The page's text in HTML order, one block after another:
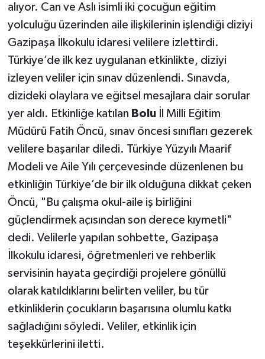
alıyor. Can ve Aslı isimli iki çocuğun eğitim
yolculuğu üzerinden aile ilişkilerinin işlendiği diziyi
Gazipaşa İlkokulu idaresi velilere izlettirdi.
Türkiye’de ilk kez uygulanan etkinlikte, diziyi
izleyen veliler için sınav düzenlendi. Sınavda,
dizideki olaylara ve eğitsel mesajlara dair sorular
yer aldı. Etkinliğe katılan Boluİl Milli Eğitim
Müdürü Fatih Öncü, sınav öncesi sınıfları gezerek
velilere başarılar diledi. Türkiye Yüzyılı Maarif
Modeli ve Aile Yılı çerçevesinde düzenlenen bu
etkinliğin Türkiye’de bir ilk olduğuna dikkat çeken
Öncü, "Bu çalışma okul-aile iş birliğini
güçlendirmek açısından son derece kıymetli"
dedi. Velilerle yapılan sohbette, Gazipaşa
İlkokulu idaresi, öğretmenleri ve rehberlik
servisinin hayata geçirdiği projelere gönüllü
olarak katıldıklarını belirten veliler, bu tür
etkinliklerin çocukların başarısına olumlu katkı
sağladığını söyledi. Veliler, etkinlik için
teşekkürlerini iletti.